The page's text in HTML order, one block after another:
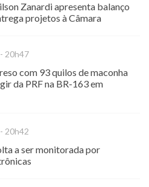
Zanardi apresenta balanço
projetos à Câmara
20h47
com 93 quilos de maconha
da PRF na BR-163 em
20h42
a ser monitorada por